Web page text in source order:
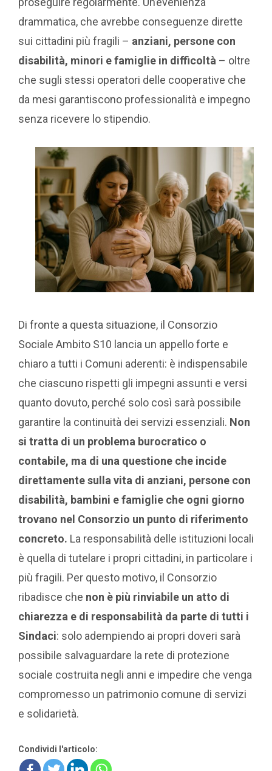
drammatica, che avrebbe conseguenze dirette
sui cittadini più fragili – anziani, persone con
disabilità, minori e famiglie in difficoltà – oltre
che sugli stessi operatori delle cooperative che
da mesi garantiscono professionalità e impegno
senza ricevere lo stipendio.
Di fronte a questa situazione, il Consorzio
Sociale Ambito S10 lancia un appello forte e
chiaro a tutti i Comuni aderenti: è indispensabile
che ciascuno rispetti gli impegni assunti e versi
quanto dovuto, perché solo così sarà possibile
garantire la continuità dei servizi essenziali. Non
si tratta di un problema burocratico o
contabile, ma di una questione che incide
direttamente sulla vita di anziani, persone con
disabilità, bambini e famiglie che ogni giorno
trovano nel Consorzio un punto di riferimento
concreto. La responsabilità delle istituzioni locali
è quella di tutelare i propri cittadini, in particolare i
più fragili. Per questo motivo, il Consorzio
ribadisce che non è più rinviabile un atto di
chiarezza e di responsabilità da parte di tutti i
Sindaci: solo adempiendo ai propri doveri sarà
possibile salvaguardare la rete di protezione
sociale costruita negli anni e impedire che venga
compromesso un patrimonio comune di servizi
e solidarietà.
Condividi l'articolo: